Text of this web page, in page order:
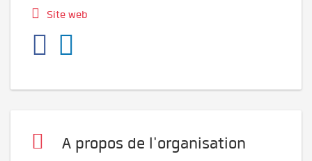
Site web
A propos de l'organisation